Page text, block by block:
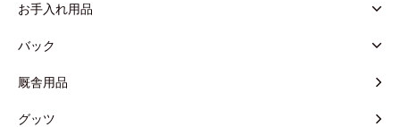
お手入れ用品
バック
厩舎用品
グッツ